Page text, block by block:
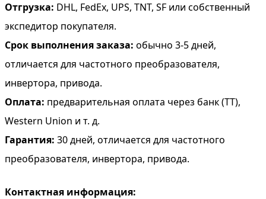
Отгрузка: DHL, FedEx, UPS, TNT, SF или собственный
экспедитор покупателя.
Срок выполнения заказа: обычно 3-5 дней,
отличается для частотного преобразователя,
инвертора, привода.
Оплата: предварительная оплата через банк (TT),
Western Union и т. д.
Гарантия: 30 дней, отличается для частотного
преобразователя, инвертора, привода.
Контактная информация: